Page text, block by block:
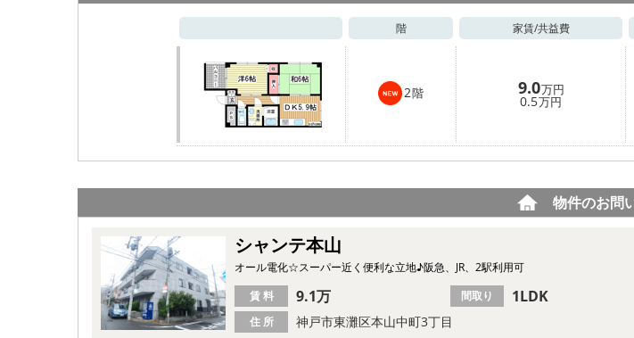
階 家賃/共益費
2階 9.0万円
0.5万円
物件のお問
シャンテ本山
オール電化☆スーパー近く便利な立地♪阪急、JR、2駅利用可
住 所 神戸市東灘区本山中町3丁目
賃 料 9.1万 間取り 1LDK